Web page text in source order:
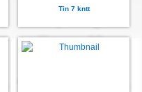
Tin 7 kntt